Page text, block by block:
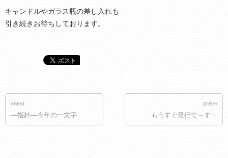
キャンドルやガラス瓶の差し入れも
引き続きお待ちしております。
«next
―指針―今年の一文字
prev»
もうすぐ発行で～す！